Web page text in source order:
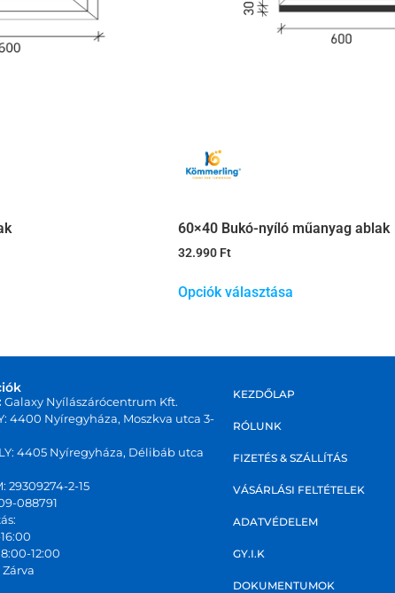
60×40 Bukó-nyíló műanyag ablak
32.990 Ft
Opciók választása
Galaxy Nyílászárócentrum Kft.
4400 Nyíregyháza, Moszkva utca 3-
4405 Nyíregyháza, Délibáb utca
29309274-2-15
088791
12:00
KEZDŐLAP
RÓLUNK
FIZETÉS & SZÁLLÍTÁS
VÁSÁRLÁSI FELTÉTELEK
ADATVÉDELEM
GY.I.K
DOKUMENTUMOK